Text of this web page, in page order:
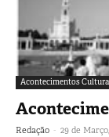
Acontecimentos
Redação - 29 de